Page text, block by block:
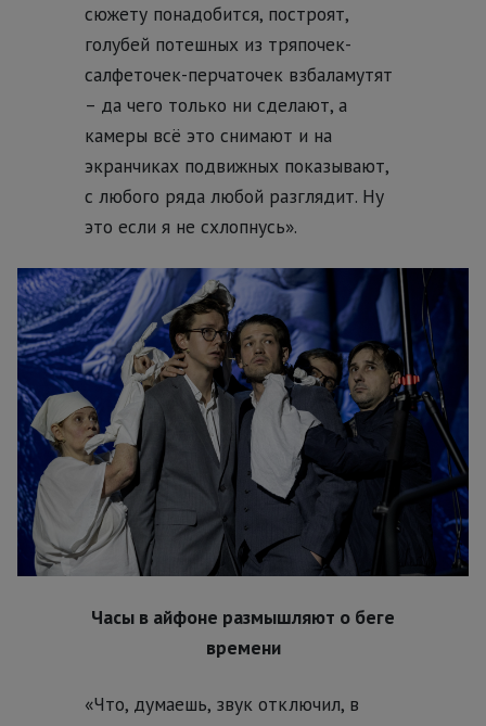
сюжету понадобится, построят,
голубей потешных из тряпочек-
салфеточек-перчаточек взбаламутят
– да чего только ни сделают, а
камеры всё это снимают и на
экранчиках подвижных показывают,
с любого ряда любой разглядит. Ну
это если я не схлопнусь».
Часы в айфоне размышляют о беге
времени
«Что, думаешь, звук отключил, в